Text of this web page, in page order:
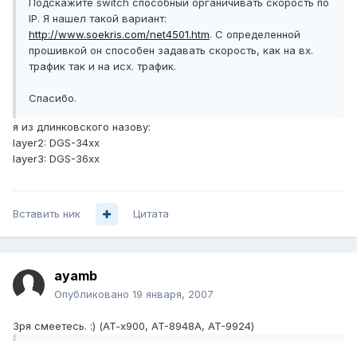
Подскажите switch способный органичивать скорость по
IP. Я нашел такой вариант:
http://www.soekris.com/net4501.htm. С определенной
прошивкой он способен задавать скорость, как на вх.
трафик так и на исх. трафик.
Спасибо.
я из длинковского назову:
layer2: DGS-34xx
layer3: DGS-36xx
Вставить ник Цитата
ayamb
Опубликовано 19 января, 2007
Зря смеетесь. :) (AT-x900, AT-8948A, AT-9924)